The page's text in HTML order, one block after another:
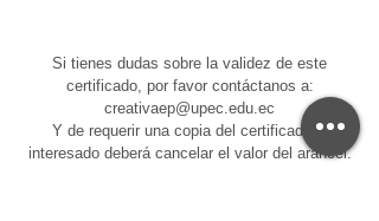
Si tienes dudas sobre la validez de este
certificado, por favor contáctanos a:
creativaep@upec.edu.ec
Y de requerir una copia del certificado el
interesado deberá cancelar el valor del arancel.